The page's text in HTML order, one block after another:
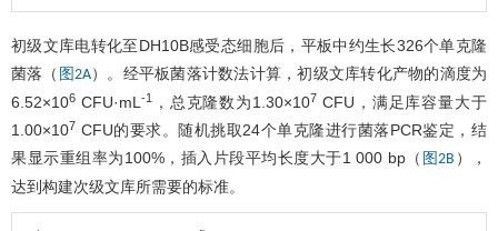
初级文库电转化至DH10B感受态细胞后，平板中约生长326个单克隆
菌落（ 图2A）。经平板菌落计数法计算，初级文库转化产物的滴度为
6.52×106 CFU·mL -1，总克隆数为1.30×107 CFU，满足库容量大于
1.00×107 CFU的要求。随机挑取24个单克隆进行菌落PCR鉴定，结
果显示重组率为100%，插入片段平均长度大于1 000 bp（ 图2B ），
达到构建次级文库所需要的标准。